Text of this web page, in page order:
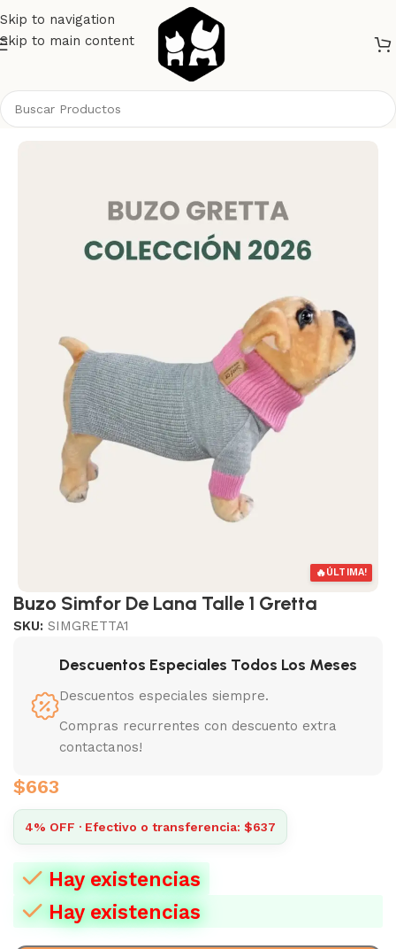
Skip to navigation
Skip to main content
🔥ÚLTIMA!
Buzo Simfor De Lana Talle 1 Gretta
SKU: SIMGRETTA1
Descuentos Especiales Todos Los Meses
Descuentos especiales siempre.
Compras recurrentes con descuento extra
contactanos!
$663
4% OFF · Efectivo o transferencia: $637
Hay existencias
Hay existencias